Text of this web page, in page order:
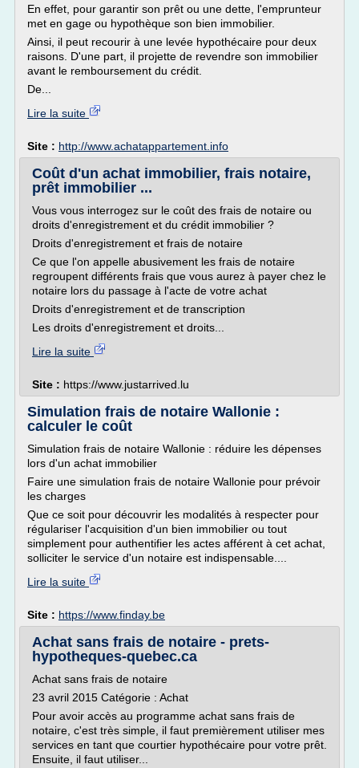
En effet, pour garantir son prêt ou une dette, l'emprunteur
met en gage ou hypothèque son bien immobilier.
Ainsi, il peut recourir à une levée hypothécaire pour deux
raisons. D'une part, il projette de revendre son immobilier
avant le remboursement du crédit.
De...
Lire la suite
Site : http://www.achatappartement.info
Coût d'un achat immobilier, frais notaire,
prêt immobilier ...
Vous vous interrogez sur le coût des frais de notaire ou
droits d'enregistrement et du crédit immobilier ?
Droits d'enregistrement et frais de notaire
Ce que l'on appelle abusivement les frais de notaire
regroupent différents frais que vous aurez à payer chez le
notaire lors du passage à l'acte de votre achat
Droits d'enregistrement et de transcription
Les droits d'enregistrement et droits...
Lire la suite
Site : https://www.justarrived.lu
Simulation frais de notaire Wallonie :
calculer le coût
Simulation frais de notaire Wallonie : réduire les dépenses
lors d'un achat immobilier
Faire une simulation frais de notaire Wallonie pour prévoir
les charges
Que ce soit pour découvrir les modalités à respecter pour
régulariser l'acquisition d'un bien immobilier ou tout
simplement pour authentifier les actes afférent à cet achat,
solliciter le service d'un notaire est indispensable....
Lire la suite
Site : https://www.finday.be
Achat sans frais de notaire - prets-
hypotheques-quebec.ca
Achat sans frais de notaire
23 avril 2015 Catégorie : Achat
Pour avoir accès au programme achat sans frais de
notaire, c'est très simple, il faut premièrement utiliser mes
services en tant que courtier hypothécaire pour votre prêt.
Ensuite, il faut utiliser...